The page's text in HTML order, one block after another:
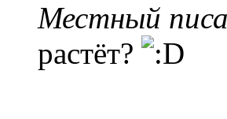
Местный
растёт?